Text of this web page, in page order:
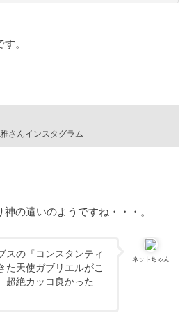
。
さんインスタグラム
の遣いのようですね・・・。
ネットちゃん
スの『コンスタンティ
た天使ガブリエルがこ
超絶カッコ良かった